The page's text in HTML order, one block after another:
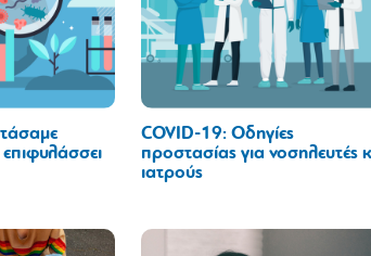
COVID-19: Οδηγίες
προστασίας για νοσηλευτές
ιατρούς